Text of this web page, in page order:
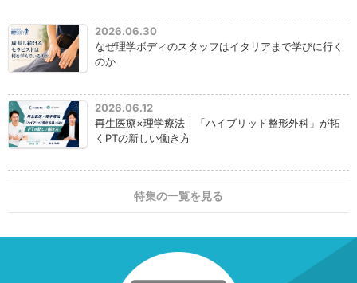
2026.06.30
なぜ理学ボディのスタッフはイタリアまで学びに行く
のか
2026.06.12
再生医療×理学療法｜「ハイブリッド整形外科」が拓
くPTの新しい働き方
特集の一覧を見る